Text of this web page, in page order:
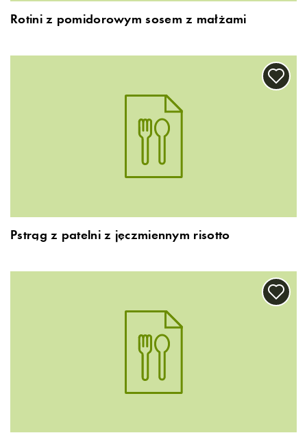
Rotini z pomidorowym sosem z małżami
Pstrąg z patelni z jęczmiennym risotto